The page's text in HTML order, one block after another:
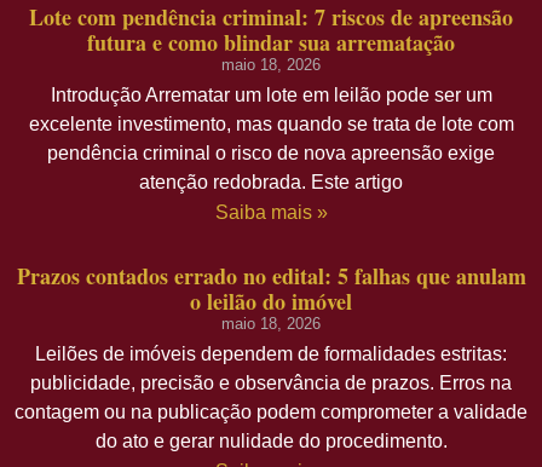
Lote com pendência criminal: 7 riscos de apreensão
futura e como blindar sua arrematação
maio 18, 2026
Introdução Arrematar um lote em leilão pode ser um
excelente investimento, mas quando se trata de lote com
pendência criminal o risco de nova apreensão exige
atenção redobrada. Este artigo
Saiba mais »
Prazos contados errado no edital: 5 falhas que anulam
o leilão do imóvel
maio 18, 2026
Leilões de imóveis dependem de formalidades estritas:
publicidade, precisão e observância de prazos. Erros na
contagem ou na publicação podem comprometer a validade
do ato e gerar nulidade do procedimento.